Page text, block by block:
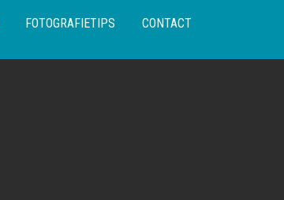
FOTOGRAFIETIPS CONTACT